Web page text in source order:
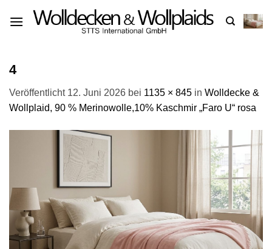
Inhalt
4
Veröffentlicht 12. Juni 2026 bei 1135 × 845 in Wolldecke &
Wollplaid, 90 % Merinowolle,10% Kaschmir „Faro U“ rosa